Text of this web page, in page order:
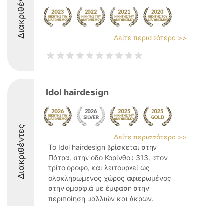
Δείτε περισσότερα >>
Διακριθέντες
Idol hairdesign
Δείτε περισσότερα >>
Το Idol hairdesign βρίσκεται στην
Πάτρα, στην οδό Κορίνθου 313, στον
τρίτο όροφο, και λειτουργεί ως
ολοκληρωμένος χώρος αφιερωμένος
στην ομορφιά με έμφαση στην
περιποίηση μαλλιών και άκρων.